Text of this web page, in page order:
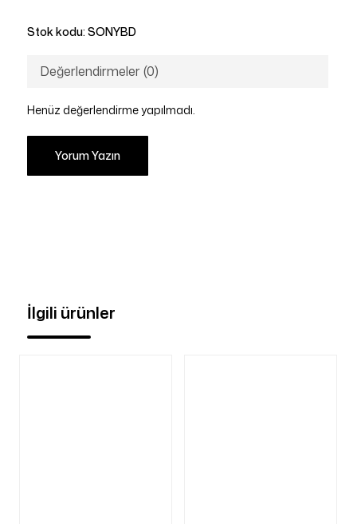
Stok kodu: SONYBD
Değerlendirmeler (0)
Henüz değerlendirme yapılmadı.
Yorum Yazın
İlgili ürünler